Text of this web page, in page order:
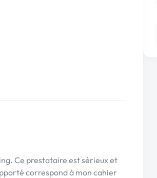
Ce prestataire est sérieux et
correspond à mon cahier